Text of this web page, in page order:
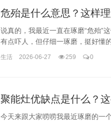
危殆是什么意思？这样
说真的，我最近一直在琢磨“危殆”
有点吓人，但仔细一琢磨，挺好懂
生活 2026-06-27 259 0
聚能灶优缺点是什么？
今天来跟大家唠唠我最近琢磨的一